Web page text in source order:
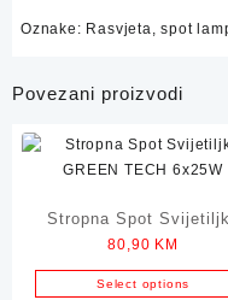
Oznake: Rasvjeta ,spot
Povezani proizvodi
Stropna Spot
GREEN TECH 6x25W
80,90 KM
Select options